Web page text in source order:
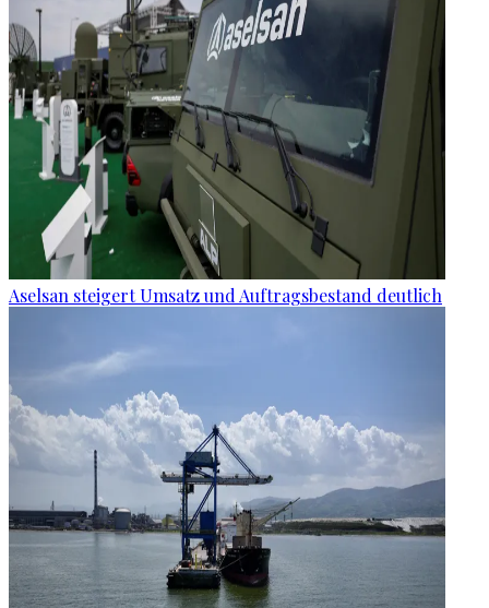
Aselsan steigert Umsatz und Auftragsbestand deutlich